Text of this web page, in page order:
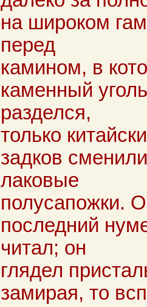
на широком
перед
камином, в
каменный
разделся,
только
задков
лаковые
полусапожки.
последний
читал; он
глядел
замирая, то